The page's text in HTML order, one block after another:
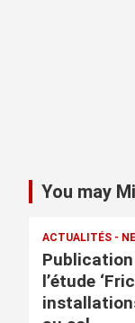
You may
ACTUALITÉS -
l’étude